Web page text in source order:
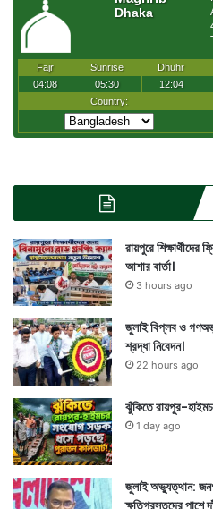
রায়পুরে
আশার বার্তা।
3 hours ago
জুলাই বিপ্লব ও
শ্রদ্ধা নিবেদন।
22 hours ago
ঝুঁকিতে রায়পুর-
1 day ago
জুলাই অভ্যুত্থান:
ক্ষতিগ্রস্তদের পাশে